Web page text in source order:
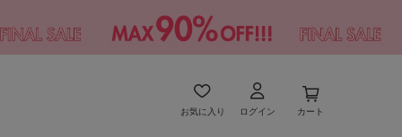
お気に入り ログイン カート